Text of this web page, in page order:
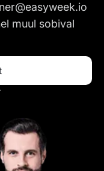
muul sobival